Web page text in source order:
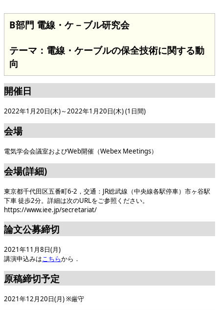
B部門 電線・ケ－ブル研究会
テーマ：電線・ケーブルの保全技術に関する動
向
開催日
2022年1月20日(木)～2022年1月20日(木) (1日間)
会場
電気学会会議室およびWeb開催（Webex Meetings）
会場(詳細)
東京都千代田区五番町6-2，交通：JR総武線（中央線各駅停車）市ヶ谷駅
下車 徒歩2分。詳細は次のURLをご参照ください。
https://www.iee.jp/secretariat/
論文公募締切
2021年11月8日(月)
講演申込みはこちらから．
原稿締切予定
2021年12月20日(月) ※厳守